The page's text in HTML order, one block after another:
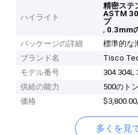
ハイライト
精密ステ
ASTM
プ
, 0.3mm
パッケージの詳細
標準的な
ブランド名
Tisco
モデル番号
304 304L
供給の能力
500のト
価格
多くを見